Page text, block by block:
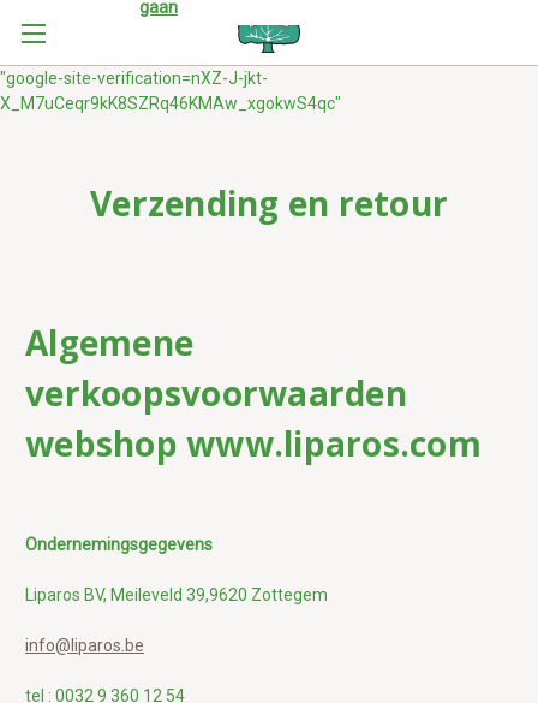
"google-site-verification=nXZ-J-jkt-
X_M7uCeqr9kK8SZRq46KMAw_xgokwS4qc"
gaan
Verzending en retour
Algemene
verkoopsvoorwaarden
webshop www.liparos.com
Ondernemingsgegevens
Liparos BV, Meileveld 39,9620 Zottegem
info@liparos.be
tel : 0032 9 360 12 54